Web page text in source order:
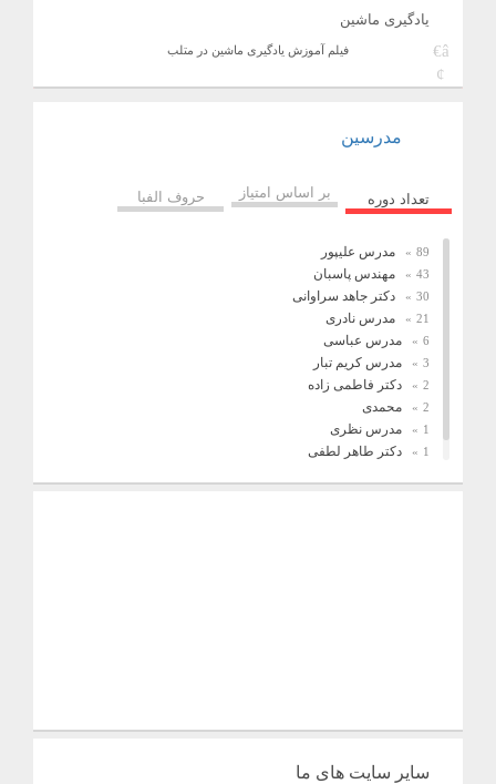
یادگیری ماشین
فیلم آموزش یادگیری ماشین در متلب
مدرسین
تعداد دوره بر اساس امتیاز حروف الفبا
89 مدرس علیپور
43 مهندس پاسبان
30 دکتر جاهد سراوانی
21 مدرس نادری
6 مدرس عباسی
3 مدرس کریم تبار
2 دکتر فاطمی زاده
2 محمدی
1 مدرس نظری
1 دکتر طاهر لطفی
سایر سایت های ما